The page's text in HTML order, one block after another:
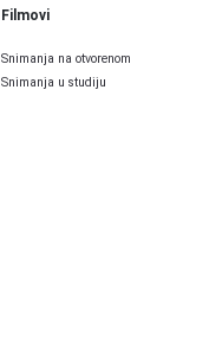
Filmovi
Snimanja na otvorenom
Snimanja u studiju